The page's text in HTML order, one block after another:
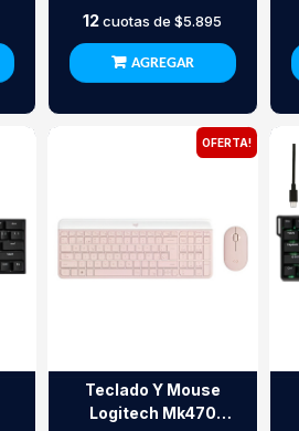
12cuotas de$5.895
AGREGAR
OFERTA!
Teclado Y Mouse
Logitech Mk470